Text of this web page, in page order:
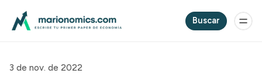
Buscar
3 de nov. de 2022